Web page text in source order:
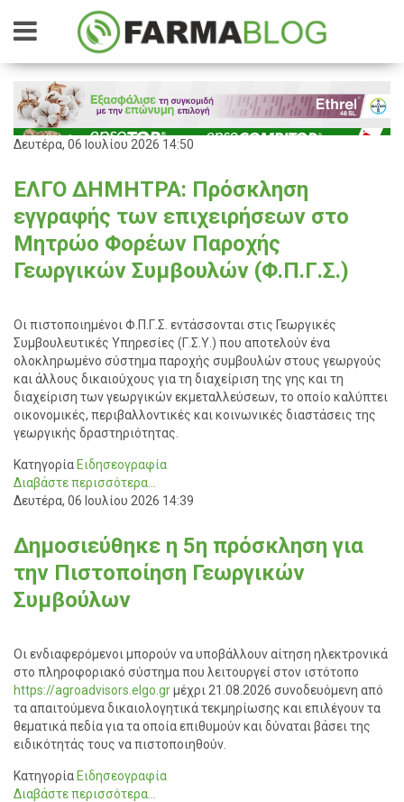
Δευτέρα, 06 Ιουλίου 2026 14:50
ΕΛΓΟ ΔΗΜΗΤΡΑ: Πρόσκληση
εγγραφής των επιχειρήσεων στο
Μητρώο Φορέων Παροχής
Γεωργικών Συμβουλών (Φ.Π.Γ.Σ.)
Οι πιστοποιημένοι Φ.Π.Γ.Σ. εντάσσονται στις Γεωργικές
Συμβουλευτικές Υπηρεσίες (Γ.Σ.Υ.) που αποτελούν ένα
ολοκληρωμένο σύστημα παροχής συμβουλών στους γεωργούς
και άλλους δικαιούχους για τη διαχείριση της γης και τη
διαχείριση των γεωργικών εκμεταλλεύσεων, το οποίο καλύπτει
οικονομικές, περιβαλλοντικές και κοινωνικές διαστάσεις της
γεωργικής δραστηριότητας.
Κατηγορία Ειδησεογραφία
Διαβάστε περισσότερα...
Δευτέρα, 06 Ιουλίου 2026 14:39
Δημοσιεύθηκε η 5η πρόσκληση για
την Πιστοποίηση Γεωργικών
Συμβούλων
Οι ενδιαφερόμενοι μπορούν να υποβάλλουν αίτηση ηλεκτρονικά
στο πληροφοριακό σύστημα που λειτουργεί στον ιστότοπο
https://agroadvisors.elgo.grμέχρι 21.08.2026 συνοδευόμενη από
τα απαιτούμενα δικαιολογητικά τεκμηρίωσης και επιλέγουν τα
θεματικά πεδία για τα οποία επιθυμούν και δύναται βάσει της
ειδικότητάς τους να πιστοποιηθούν.
Κατηγορία Ειδησεογραφία
Διαβάστε περισσότερα...